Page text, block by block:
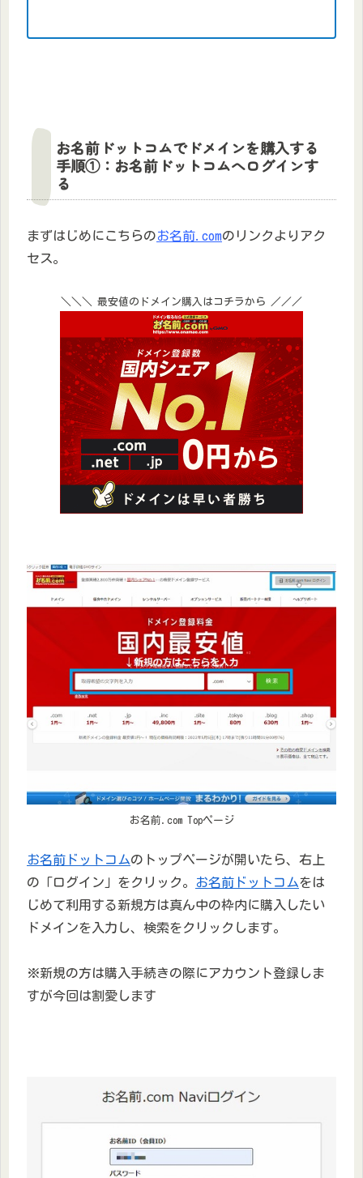
お名前ドットコムでドメインを購入する
手順①：お名前ドットコムへログインす
る
まずはじめにこちらのお名前.comのリンクよりアク
セス。
＼＼＼ 最安値のドメイン購入はコチラから ／／／
お名前.com Topページ
お名前ドットコムのトップページが開いたら、右上
の「ログイン」をクリック。
お名前ドットコムをは
じめて利用する新規方は真ん中の枠内に購入したい
ドメインを入力し、検索をクリックします。
※新規の方は購入手続きの際にアカウント登録しま
すが今回は割愛します